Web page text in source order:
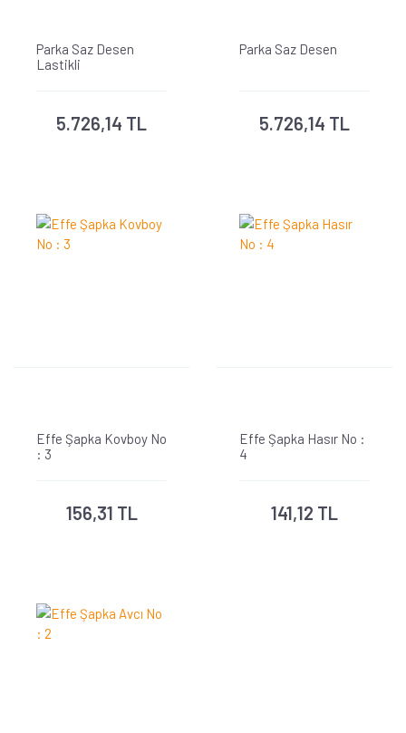
Parka Saz Desen
Lastikli
5.726,14 TL
Parka Saz Desen
5.726,14 TL
Effe Şapka Kovboy No
: 3
156,31 TL
Effe Şapka Hasır No :
4
141,12 TL